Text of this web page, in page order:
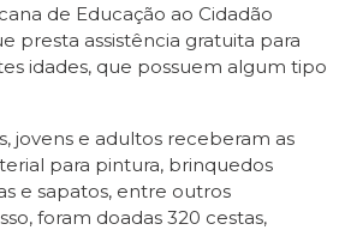
de Educação ao Cidadão
presta assistência gratuita para
idades, que possuem algum tipo
jovens e adultos receberam as
para pintura, brinquedos
e sapatos, entre outros
foram doadas 320 cestas,